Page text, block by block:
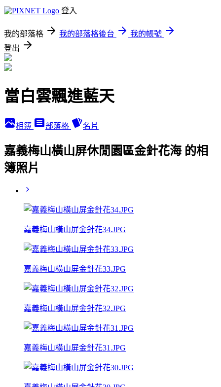
登入
我的部落格 我的部落格後台
我的帳號
登出
當白雲飄進藍天
相簿 部落格 名片
嘉義梅山橫山屏休閒園區金針花海 的相
簿照片
嘉義梅山橫山屏金針花34.JPG
嘉義梅山橫山屏金針花33.JPG
嘉義梅山橫山屏金針花32.JPG
嘉義梅山橫山屏金針花31.JPG